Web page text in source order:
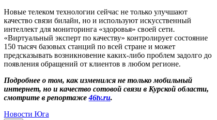
Новые телеком технологии сейчас не только улучшают
качество связи билайн, но и используют искусственный
интеллект для мониторинга «здоровья» своей сети.
«Виртуальный эксперт по качеству» контролирует состояние
150 тысяч базовых станций по всей стране и может
предсказывать возникновение каких-либо проблем задолго до
появления обращений от клиентов в любом регионе.
Подробнее о том, как изменился не только мобильный
интернет, но и качество сотовой связи в Курской области,
смотрите в репортаже46tv.ru.
Новости Юга